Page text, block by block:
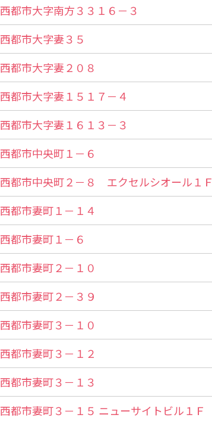
西都市大字南方３３１６－３
西都市大字妻３５
西都市大字妻２０８
西都市大字妻１５１７－４
西都市大字妻１６１３－３
西都市中央町１－６
西都市中央町２－８ エクセルシオール１Ｆ
西都市妻町１－１４
西都市妻町１－６
西都市妻町２－１０
西都市妻町２－３９
西都市妻町３－１０
西都市妻町３－１２
西都市妻町３－１３
西都市妻町３－１５ ニューサイトビル１Ｆ